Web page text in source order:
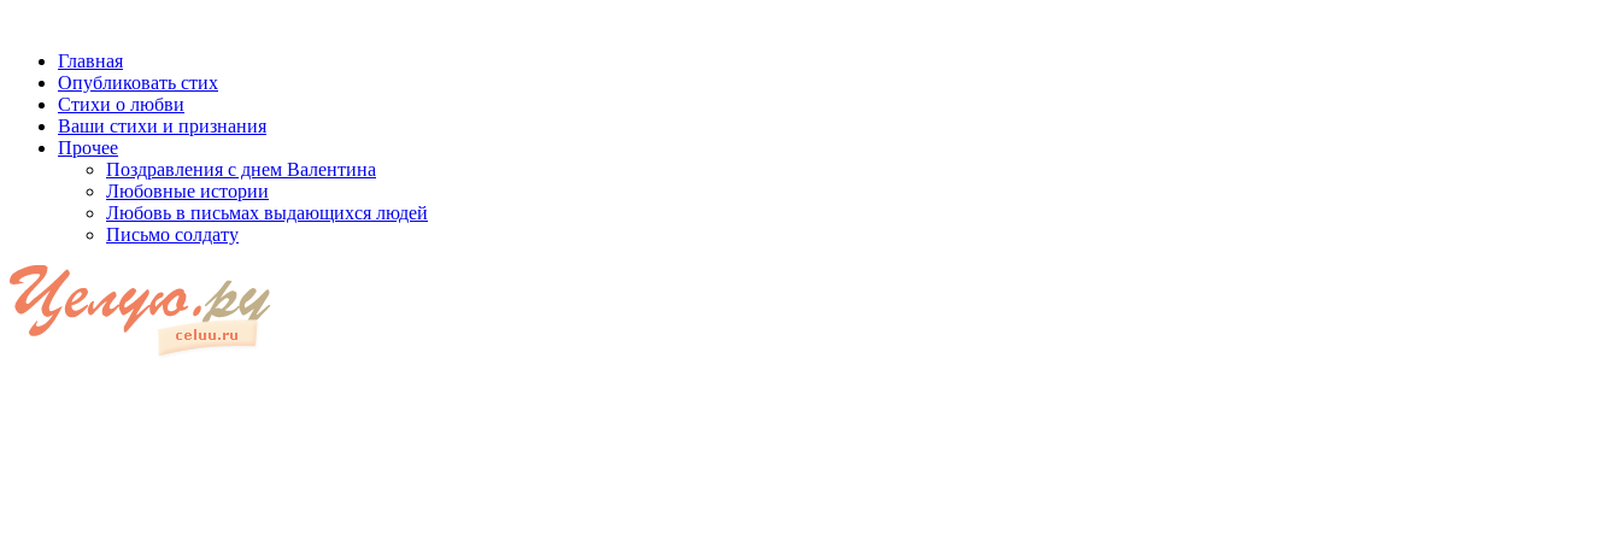
Главная
Опубликовать стих
Стихи о любви
Ваши стихи и признания
Прочее
Поздравления с днем Валентина
Любовные истории
Любовь в письмах выдающихся людей
Письмо солдату